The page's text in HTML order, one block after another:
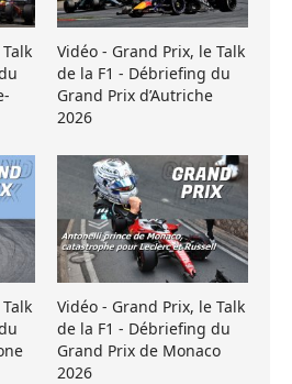
Vidéo - Grand Prix, le Talk
de la F1 - Débriefing du
Grand Prix d’Autriche
2026
Vidéo - Grand Prix, le Talk
de la F1 - Débriefing du
Grand Prix de Monaco
2026